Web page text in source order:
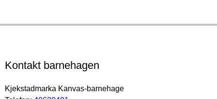
Kontakt barnehagen
Kjekstadmarka Kanvas-barnehage